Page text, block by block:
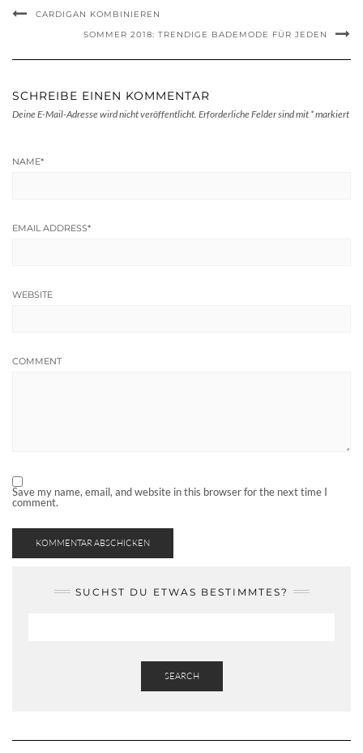
CARDIGAN KOMBINIEREN
SOMMER 2018: TRENDIGE BADEMODE FÜR JEDEN
SCHREIBE EINEN KOMMENTAR
Deine E-Mail-Adresse wird nicht veröffentlicht. Erforderliche Felder sind mit *markiert
NAME*
EMAIL ADDRESS*
WEBSITE
COMMENT
Save my name, email, and website in this browser for the next time I
comment.
SUCHST DU ETWAS BESTIMMTES?
SEARCH